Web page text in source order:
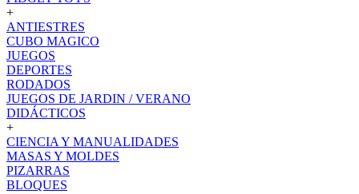
+
ANTIESTRES
CUBO MAGICO
JUEGOS
DEPORTES
RODADOS
JUEGOS DE JARDIN / VERANO
DIDÁCTICOS
+
CIENCIA Y MANUALIDADES
MASAS Y MOLDES
PIZARRAS
BLOQUES